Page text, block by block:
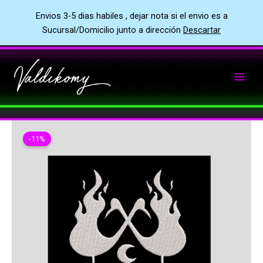
Envios 3-5 dias habiles , dejar nota si el envio es a
Sucursal/Domicilio junto a dirección Descartar
al
contenido
-11%